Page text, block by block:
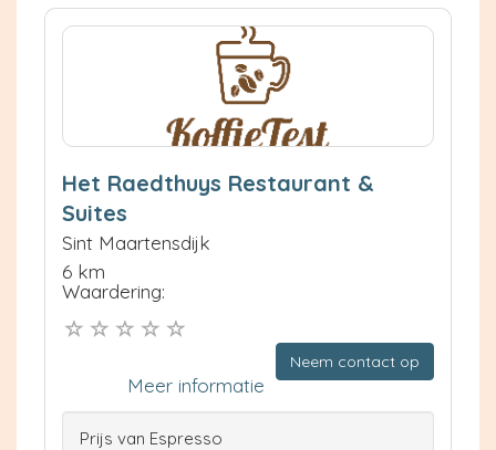
Het Raedthuys Restaurant &
Suites
Sint Maartensdijk
6 km
Waardering:
Neem contact op
Meer informatie
Prijs van Espresso